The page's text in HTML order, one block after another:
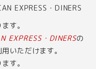
す。
EXPRESS・DINERSの
いただけます。
す。